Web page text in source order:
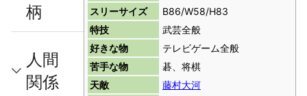
スリーサイズ
B86/W58/H83
特技
武芸全般
好きな物
テレビゲーム全般
苦手な物
碁、将棋
天敵
藤村大河
柄
人間
関係